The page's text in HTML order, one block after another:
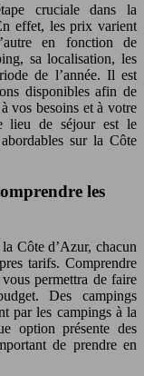
cruciale dans la
effet, les prix varient
en fonction de
sa localisation, les
de l’année. Il est
disponibles afin de
vos besoins et à votre
lieu de séjour est le
sur la Côte
les
Côte d’Azur, chacun
tarifs. Comprendre
permettra de faire
Des campings
par les campings à la
option présente des
de prendre en